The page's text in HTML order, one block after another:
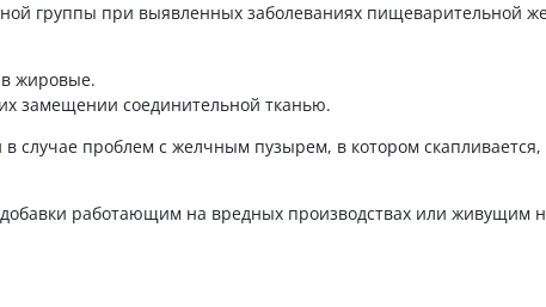
группы при выявленных заболеваниях пищеварительной
в жировые.
замещении соединительной тканью.
случае проблем с желчным пузырем, в котором
работающим на вредных производствах или живущим